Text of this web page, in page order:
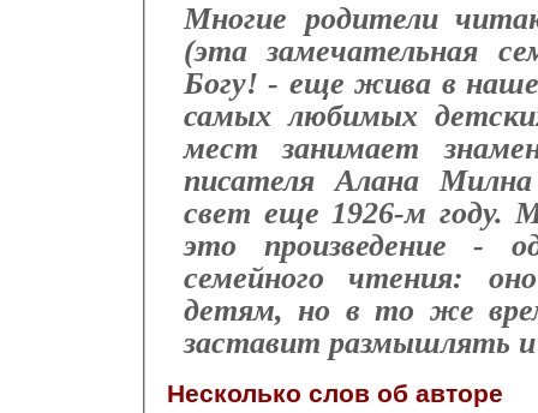
Многие родители
(эта замечательная
Богу! - еще жива в
самых любимых
мест занимает
писателя Алана
свет еще 1926-м году.
это произведение -
семейного чтения:
детям, но в то же
заставит размышлять
Несколько слов об авторе